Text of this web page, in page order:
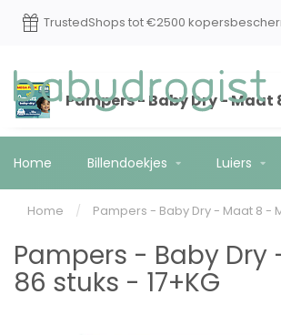
TrustedShops tot €2500
Home Billendoekjes Luiers
Home / Pampers - Baby Dry - Maat 8 -
Pampers - Baby Dry - Maat
Pampers - Baby
86 stuks - 17+KG